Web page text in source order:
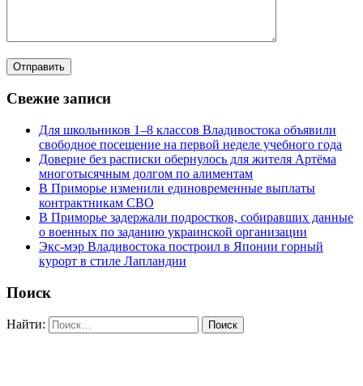
Свежие записи
Для школьников 1–8 классов Владивостока объявили
свободное посещение на первой неделе учебного года
Доверие без расписки обернулось для жителя Артёма
многотысячным долгом по алиментам
В Приморье изменили единовременные выплаты
контрактникам СВО
В Приморье задержали подростков, собиравших данные
о военных по заданию украинской организации
Экс-мэр Владивостока построил в Японии горный
курорт в стиле Лапландии
Поиск
Найти: